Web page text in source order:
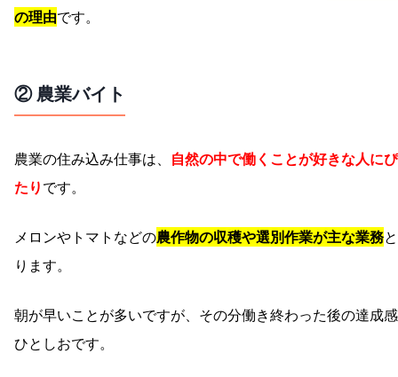
の理由です。
② 農業バイト
農業の住み込み仕事は、 自然の中で働くことが好きな人に
たりです。
メロンやトマトなどの農作物の収穫や選別作業が主な業務
ります。
朝が早いことが多いですが、その分働き終わった後の達成
ひとしおです。